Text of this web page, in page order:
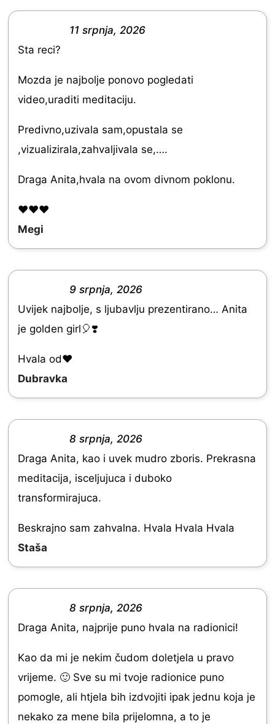
5
t
e
5
.
0
u
t
11 srpnja, 2026
Sta reci?
Mozda je najbolje ponovo pogledati
video,uraditi meditaciju.
Predivno,uzivala sam,opustala se
,vizualizirala,zahvaljivala se,….
Draga Anita,hvala na ovom divnom poklonu.
❤️❤️❤️
Megi
e
d
5
.
o
u
t
f
5
9 srpnja, 2026
Uvijek najbolje, s ljubavlju prezentirano… Anita
je golden girl🎈❣️
Hvala od♥️
Dubravka
d
5
.
0
u
o
f
5
8 srpnja, 2026
Draga Anita, kao i uvek mudro zboris. Prekrasna
meditacija, isceljujuca i duboko
transformirajuca.
Beskrajno sam zahvalna. Hvala Hvala Hvala
Staša
t
e
d
5
8 srpnja, 2026
Draga Anita, najprije puno hvala na radionici!
Kao da mi je nekim čudom doletjela u pravo
vrijeme. 🙂 Sve su mi tvoje radionice puno
pomogle, ali htjela bih izdvojiti ipak jednu koja je
nekako za mene bila prijelomna, a to je